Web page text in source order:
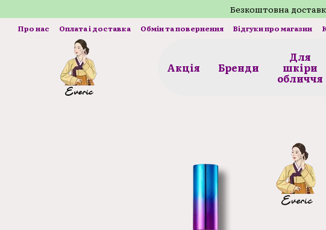
Безкоштовнa
Про нас Оплата і доставка Обмін та повернення Відгуки про магазин
Акція Бренди
Для
шкіри
обличчя